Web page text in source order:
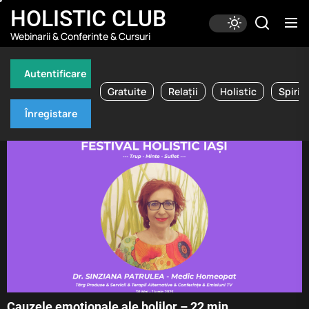
Skip
the
content
HOLISTIC CLUB
Webinarii & Conferinte & Cursuri
Autentificare
Înregistare
Gratuite Relații Holistic